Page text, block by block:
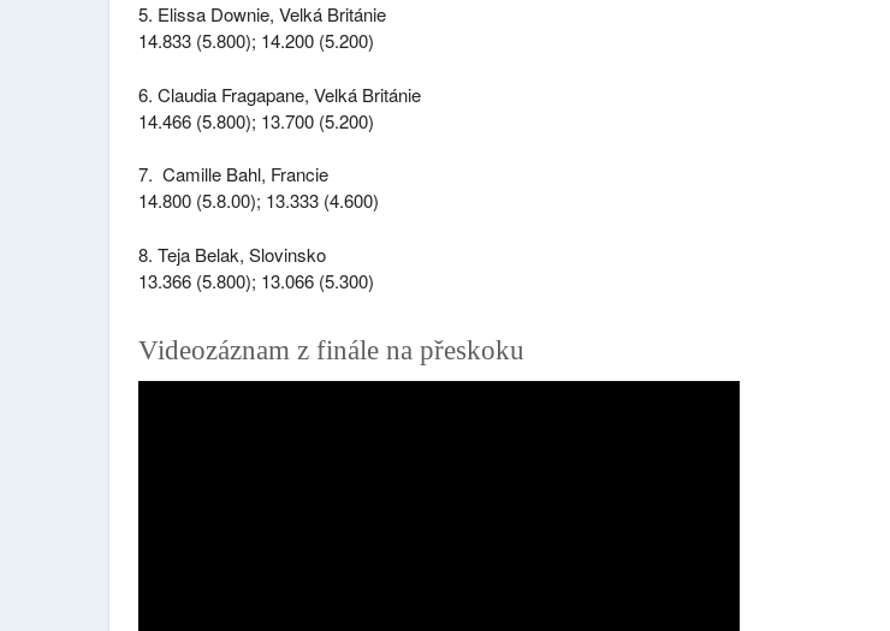
5. Elissa Downie, Velká Británie
14.833 (5.800); 14.200 (5.200)
6. Claudia Fragapane, Velká Británie
14.466 (5.800); 13.700 (5.200)
7. Camille Bahl, Francie
14.800 (5.8.00); 13.333 (4.600)
8. Teja Belak, Slovinsko
13.366 (5.800); 13.066 (5.300)
Videozáznam z finále na přeskoku